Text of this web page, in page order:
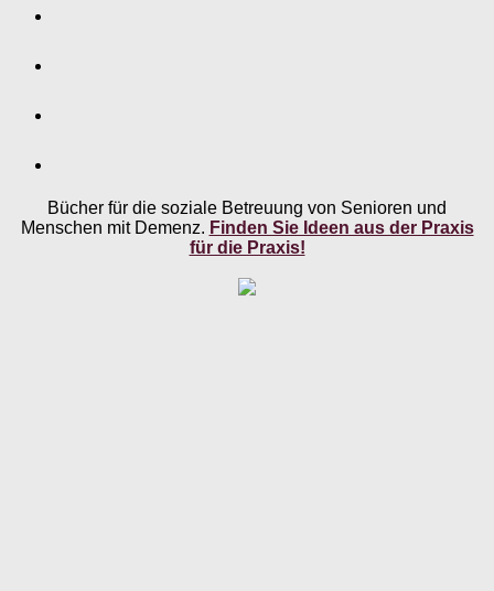
Bücher für die soziale Betreuung von Senioren und
Menschen mit Demenz. Finden Sie Ideen aus der Praxis
für die Praxis!